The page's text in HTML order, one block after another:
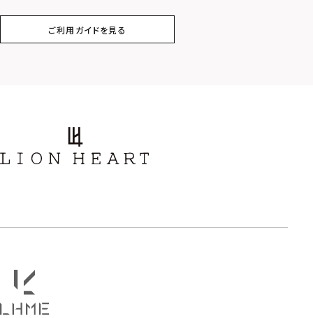
スター
フラワー
ご利用ガイドを見る